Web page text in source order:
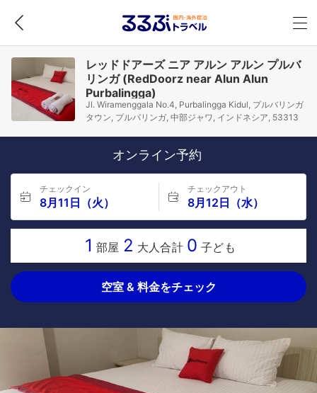
レッドドアーズ ニア アルン アルン プルバ
リンガ (RedDoorz near Alun Alun
Purbalingga)
Jl. Wiramenggala No.4, Purbalingga Kidul, プルバリンガ
タウン, プルバリンガ, 中部ジャワ, インドネシア, 53313
オンライン予約
チェックイン
8月11日（火）
チェックアウト
8月12日（水）
1 部屋 2 大人合計 0 子ども
空室 & 料金をチェック